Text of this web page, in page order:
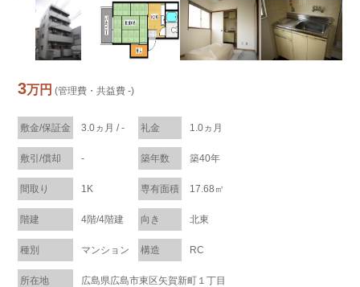
3万円 (管理費・共益費 -)
敷金/保証金 3.0ヵ月 / - 礼金 1.0ヵ月
敷引/償却 - 築年数 築40年
間取り 1K 専有面積 17.68㎡
階建 4階/4階建 向き 北東
種別 マンション 構造 RC
所在地 広島県広島市東区矢賀新町１丁目